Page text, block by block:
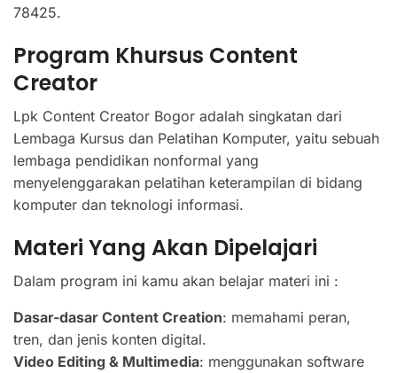
78425.
Program Khursus Content
Creator
Lpk Content Creator Bogor adalah singkatan dari
Lembaga Kursus dan Pelatihan Komputer, yaitu sebuah
lembaga pendidikan nonformal yang
menyelenggarakan pelatihan keterampilan di bidang
komputer dan teknologi informasi.
Materi Yang Akan Dipelajari
Dalam program ini kamu akan belajar materi ini :
Dasar-dasar Content Creation: memahami peran,
tren, dan jenis konten digital.
Video Editing & Multimedia: menggunakan software